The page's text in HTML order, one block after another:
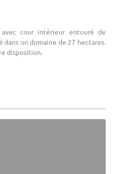
avec cour intérieur entouré de
dans un domaine de 27 hectares.
disposition.